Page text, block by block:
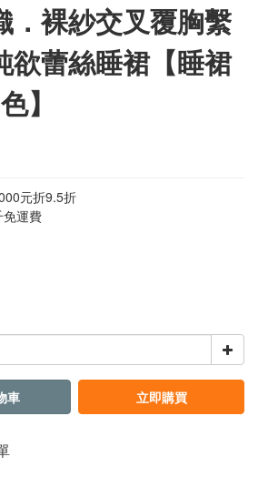
．裸紗交叉覆胸繫
欲蕾絲睡裙【睡裙
】
元折9.5折
運費
車 立即購買